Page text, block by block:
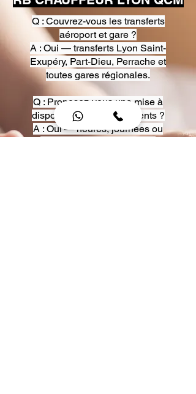
Q : Couvrez-vous les transferts
aéroport et gare ?
A : Oui — transferts Lyon Saint-
Exupéry, Part-Dieu, Perrache et
toutes gares régionales.
Q : Proposez-vous une mise à
disposition pour événements ?
A : Oui — heures, journées ou